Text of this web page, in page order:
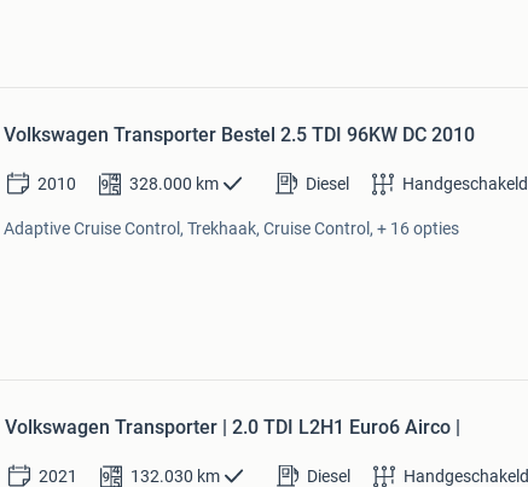
Volkswagen Transporter Bestel 2.5 TDI 96KW DC 2010
2010 328.000 km Diesel Handgeschakeld
Adaptive Cruise Control, Trekhaak, Cruise Control, + 16 opties
Volkswagen Transporter | 2.0 TDI L2H1 Euro6 Airco |
2021 132.030 km Diesel Handgeschakeld